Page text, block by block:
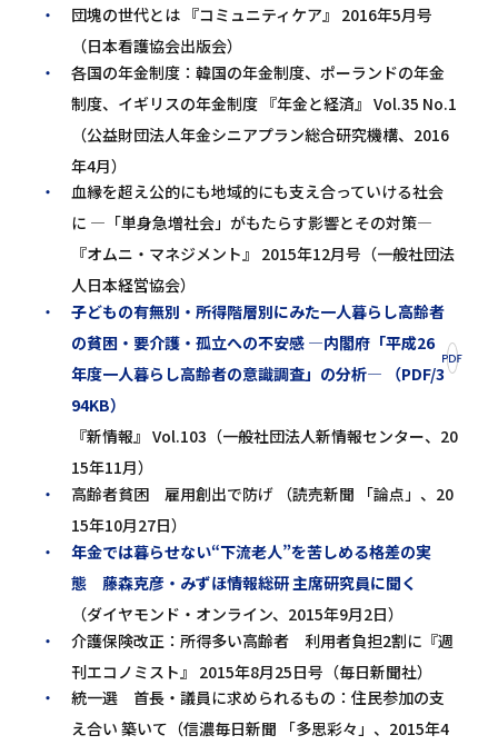
団塊の世代とは 『コミュニティケア』 2016年5月号
（日本看護協会出版会）
各国の年金制度：韓国の年金制度、ポーランドの年金
制度、イギリスの年金制度 『年金と経済』 Vol.35 No.1
（公益財団法人年金シニアプラン総合研究機構、2016
年4月）
血縁を超え公的にも地域的にも支え合っていける社会
に ―「単身急増社会」がもたらす影響とその対策―
『オムニ・マネジメント』 2015年12月号（一般社団法
人日本経営協会）
子どもの有無別・所得階層別にみた一人暮らし高齢者
の貧困・要介護・孤立への不安感 ―内閣府「平成26
年度一人暮らし高齢者の意識調査」の分析― （PDF/3
94KB）
『新情報』 Vol.103（一般社団法人新情報センター、20
15年11月）
高齢者貧困 雇用創出で防げ （読売新聞 「論点」、20
15年10月27日）
年金では暮らせない“下流老人”を苦しめる格差の実
態 藤森克彦・みずほ情報総研 主席研究員に聞く
（ダイヤモンド・オンライン、2015年9月2日）
介護保険改正：所得多い高齢者 利用者負担2割に『週
刊エコノミスト』 2015年8月25日号（毎日新聞社）
統一選 首長・議員に求められるもの：住民参加の支
え合い 築いて（信濃毎日新聞 「多思彩々」、2015年4